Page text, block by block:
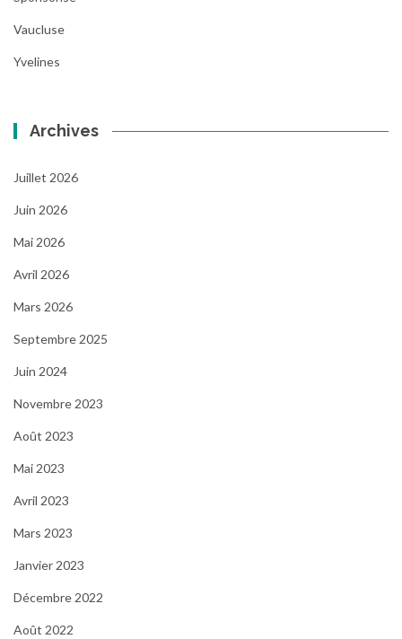
Vaucluse
Yvelines
Archives
Juillet 2026
Juin 2026
Mai 2026
Avril 2026
Mars 2026
Septembre 2025
Juin 2024
Novembre 2023
Août 2023
Mai 2023
Avril 2023
Mars 2023
Janvier 2023
Décembre 2022
Août 2022